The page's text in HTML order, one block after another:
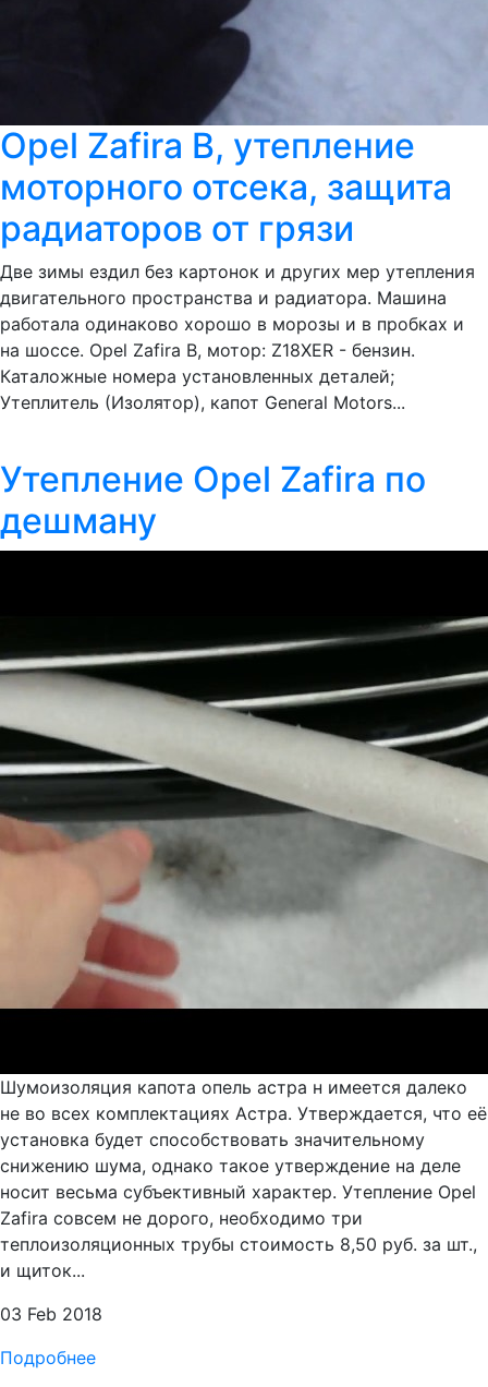
Opel Zafira B, утепление
моторного отсека, защита
радиаторов от грязи
Две зимы ездил без картонок и других мер утепления
двигательного пространства и радиатора. Машина
работала одинаково хорошо в морозы и в пробках и
на шоссе. Opel Zafira B, мотор: Z18XER - бензин.
Каталожные номера установленных деталей;
Утеплитель (Изолятор), капот General Motors...
Утепление Opel Zafira по
дешману
Шумоизоляция капота опель астра н имеется далеко
не во всех комплектациях Астра. Утверждается, что её
установка будет способствовать значительному
снижению шума, однако такое утверждение на деле
носит весьма субъективный характер. Утепление Opel
Zafira совсем не дорого, необходимо три
теплоизоляционных трубы стоимость 8,50 руб. за шт.,
и щиток...
03 Feb 2018
Подробнее